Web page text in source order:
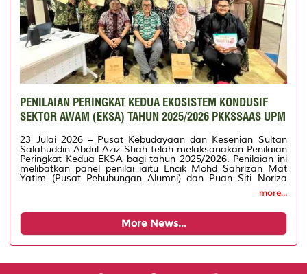
PENILAIAN PERINGKAT KEDUA EKOSISTEM KONDUSIF
SEKTOR AWAM (EKSA) TAHUN 2025/2026 PKKSSAAS UPM
23 Julai 2026 – Pusat Kebudayaan dan Kesenian Sultan
Salahuddin Abdul Aziz Shah telah melaksanakan Penilaian
Peringkat Kedua EKSA bagi tahun 2025/2026. Penilaian ini
melibatkan panel penilai iaitu Encik Mohd Sahrizan Mat
Yatim (Pusat Pehubungan Alumni) dan Puan Siti Noriza
dengan pembentangan daripada Encik Husalshah Rizal
komponen yang telah ditetapkan. Pembudayaan amalan
EKSA di PKKSSAAS melibatkan kesemua zon EKSA di
Dewan Besar dan Dewan Bankuet UPM: Zon Resak, Zon
Cengal, Zon Jati, Zon Merbau dan Zon Belian (Dewan
amalan EKSA di PKKSSAS antaranya Bilik Bakawali
more...
More News...